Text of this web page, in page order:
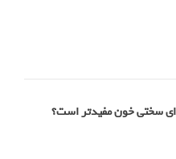
سختی خون مفیدتر است؟